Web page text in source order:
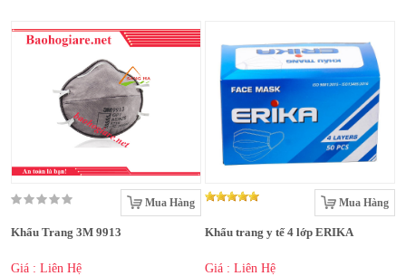
Mua Hàng
Khẩu Trang 3M 9913
Giá : Liên Hệ
Mua Hàng
Khẩu trang y tế 4 lớp ERIKA
Giá : Liên Hệ